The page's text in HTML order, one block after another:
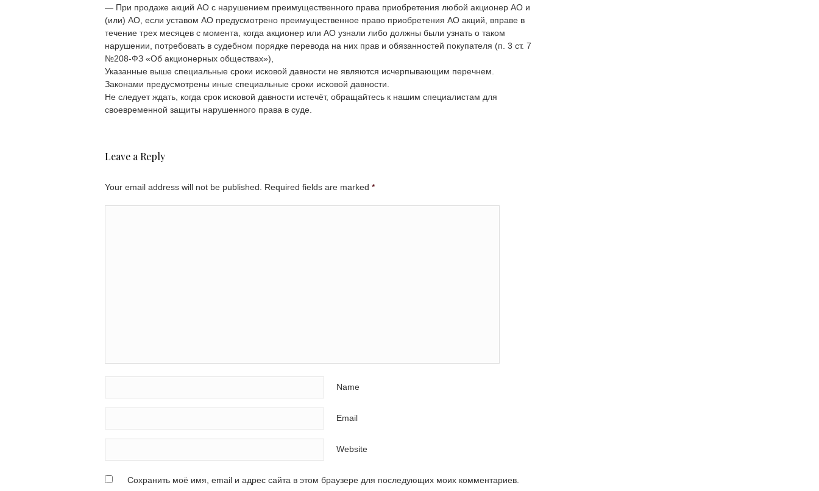
— При продаже акций АО с нарушением преимущественного права приобретения любой акционер АО и
(или) АО, если уставом АО предусмотрено преимущественное право приобретения АО акций, вправе в
течение трех месяцев с момента, когда акционер или АО узнали либо должны были узнать о таком
нарушении, потребовать в судебном порядке перевода на них прав и обязанностей покупателя (п. 3 ст. 7
№208-ФЗ «Об акционерных обществах»),
Указанные выше специальные сроки исковой давности не являются исчерпывающим перечнем.
Законами предусмотрены иные специальные сроки исковой давности.
Не следует ждать, когда срок исковой давности истечёт, обращайтесь к нашим специалистам для
своевременной защиты нарушенного права в суде.
Leave a Reply
Your email address will not be published. Required fields are marked *
Name
Email
Website
Сохранить моё имя, email и адрес сайта в этом браузере для последующих моих комментариев.